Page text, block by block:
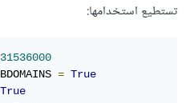
تستطيع استخدامها:
31536000
=
True
True